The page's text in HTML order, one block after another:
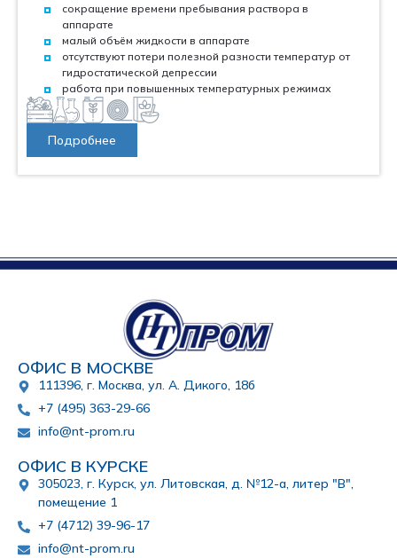
сокращение времени пребывания раствора в
аппарате
малый объём жидкости в аппарате
отсутствуют потери полезной разности температур от
гидростатической депрессии
работа при повышенных температурных режимах
Подробнее
ОФИС В МОСКВЕ
111396, г. Москва, ул. А. Дикого, 18б
+7 (495) 363-29-66
info@nt-prom.ru
ОФИС В КУРСКЕ
305023, г. Курск, ул. Литовская, д. №12-а, литер "В",
помещение 1
+7 (4712) 39-96-17
info@nt-prom.ru